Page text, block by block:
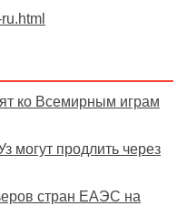
ко Всемирным играм
могут продлить через
стран ЕАЭС на